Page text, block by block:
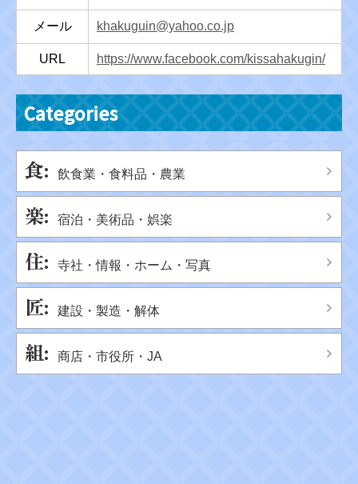
メール khakuguin@yahoo.co.jp
URL https://www.facebook.com/kissahakugin/
Categories
飲食業・食料品・農業
宿泊・美術品・娯楽
寺社・情報・ホーム・写真
建設・製造・解体
商店・市役所・JA